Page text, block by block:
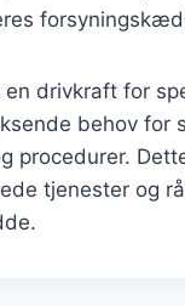
drivkraft for
behov for
procedurer.
tjenester og